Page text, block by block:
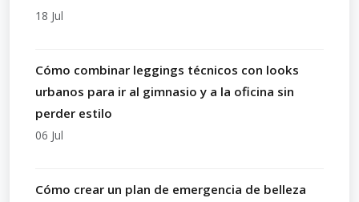
18 Jul
Cómo combinar leggings técnicos con looks
urbanos para ir al gimnasio y a la oficina sin
perder estilo
06 Jul
Cómo crear un plan de emergencia de belleza